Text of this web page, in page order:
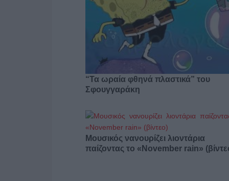
“Τα ωραία φθηνά πλαστικά” του
Σφουγγαράκη
Μουσικός νανουρίζει λιοντάρια
παίζοντας το «November rain»